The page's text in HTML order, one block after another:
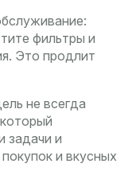
фильтры и
Это продлит
не всегда
задачи и
и вкусных